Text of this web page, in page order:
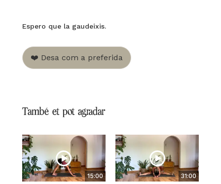
Espero que la gaudeixis.
❤️ Desa com a preferida
També et pot agradar
15:00 31:00